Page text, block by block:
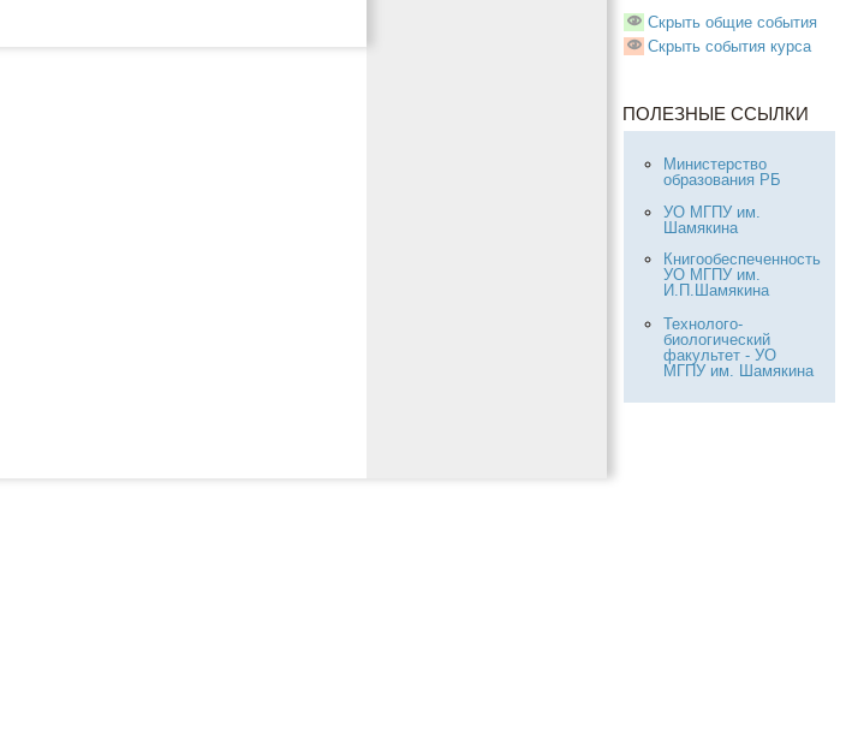
Скрыть общие события
Скрыть события курса
ПОЛЕЗНЫЕ ССЫЛКИ
Министерство
образования РБ
УО МГПУ им.
Шамякина
Книгообеспеченность
УО МГПУ им.
И.П.Шамякина
Технолого-
биологический
факультет - УО
МГПУ им. Шамякина